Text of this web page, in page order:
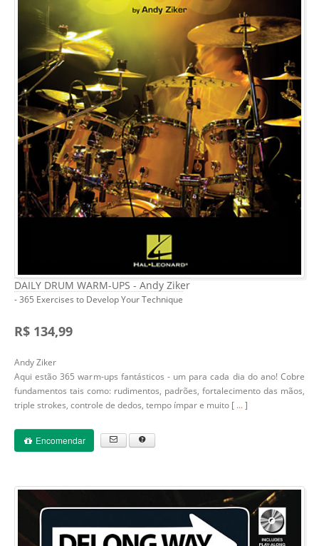
DAILY DRUM WARM-UPS - Andy Ziker
- 365 Exercises to Develop Your Technique
R$ 134,99
Andy Ziker
Aqui estão 365 warm-ups fantásticos - um para cada dia do ano! Cobre
fundamentos tais como: rudimentos, padrões, fortalecimento das mãos,
triple strokes, controle de dedos, tempo ímpar e muito [ ...]
Encomendar